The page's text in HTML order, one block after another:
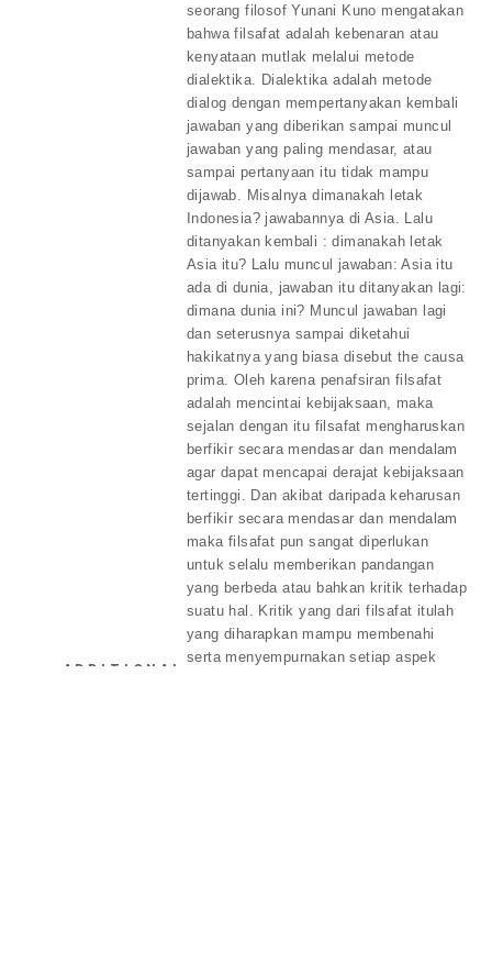
ADDITIONAL
seorang filosof Yunani Kuno mengatakan
bahwa filsafat adalah kebenaran atau
kenyataan mutlak melalui metode
dialektika. Dialektika adalah metode
dialog dengan mempertanyakan kembali
jawaban yang diberikan sampai muncul
jawaban yang paling mendasar, atau
sampai pertanyaan itu tidak mampu
dijawab. Misalnya dimanakah letak
Indonesia? jawabannya di Asia. Lalu
ditanyakan kembali : dimanakah letak
Asia itu? Lalu muncul jawaban: Asia itu
ada di dunia, jawaban itu ditanyakan lagi:
dimana dunia ini? Muncul jawaban lagi
dan seterusnya sampai diketahui
hakikatnya yang biasa disebut the causa
prima. Oleh karena penafsiran filsafat
adalah mencintai kebijaksaan, maka
sejalan dengan itu filsafat mengharuskan
berfikir secara mendasar dan mendalam
agar dapat mencapai derajat kebijaksaan
tertinggi. Dan akibat daripada keharusan
berfikir secara mendasar dan mendalam
maka filsafat pun sangat diperlukan
untuk selalu memberikan pandangan
yang berbeda atau bahkan kritik terhadap
suatu hal. Kritik yang dari filsafat itulah
yang diharapkan mampu membenahi
serta menyempurnakan setiap aspek